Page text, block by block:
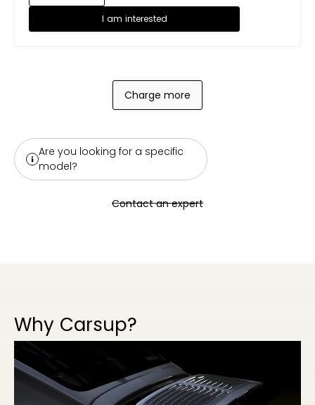
I am interested
Charge more
Are you looking for a specific
model?
Contact an expert
Why Carsup?